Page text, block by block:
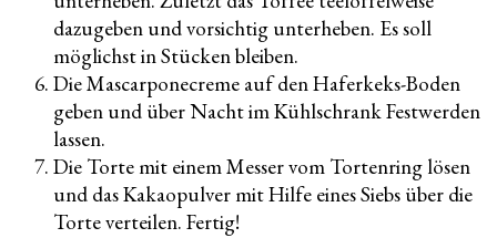
dazugeben und vorsichtig unterheben. Es soll
möglichst in Stücken bleiben.
Die Mascarponecreme auf den Haferkeks-Boden
geben und über Nacht im Kühlschrank Festwerden
lassen.
Die Torte mit einem Messer vom Tortenring lösen
und das Kakaopulver mit Hilfe eines Siebs über die
Torte verteilen. Fertig!